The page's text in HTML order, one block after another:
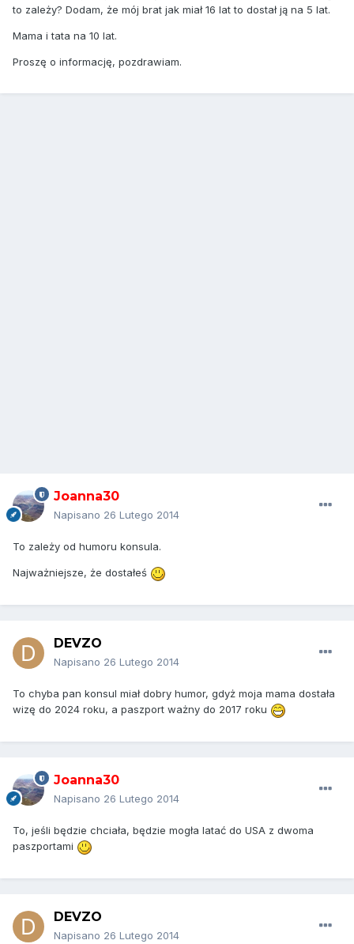
to zależy? Dodam, że mój brat jak miał 16 lat to dostał ją na 5 lat.
Mama i tata na 10 lat.
Proszę o informację, pozdrawiam.
Joanna30
Napisano 26 Lutego 2014
To zależy od humoru konsula.
Najważniejsze, że dostałeś
DEVZO
Napisano 26 Lutego 2014
To chyba pan konsul miał dobry humor, gdyż moja mama dostała
wizę do 2024 roku, a paszport ważny do 2017 roku
Joanna30
Napisano 26 Lutego 2014
To, jeśli będzie chciała, będzie mogła latać do USA z dwoma
paszportami
DEVZO
Napisano 26 Lutego 2014